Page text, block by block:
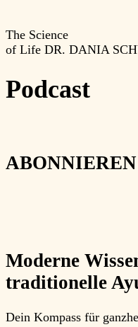
The Science
of Life DR. DANIA
Podcast
Moderne
traditionelle
Dein Kompass für